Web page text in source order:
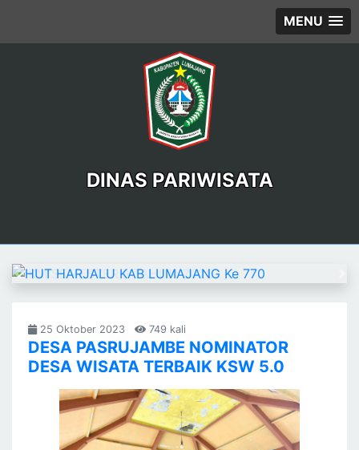
MENU
DINAS PARIWISATA
Previous
25 Oktober 2023 749 kali
DESA PASRUJAMBE NOMINATOR
DESA WISATA TERBAIK KSW 5.0